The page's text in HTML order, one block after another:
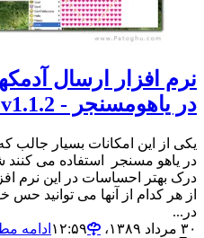
نرم افزار ارسال
در یاهومسنجر - YahooFriend! v1.1.2
یکی از این امکانات بسیار جالب
در یاهو مسنجر استفاده می
درک بهتر احساسات در این نرم
از هر کدام از آنها می توانید حس
در...
۳۰ مرداد ۱۳۸۹،‏ ۱۲:۵۹
ادامه